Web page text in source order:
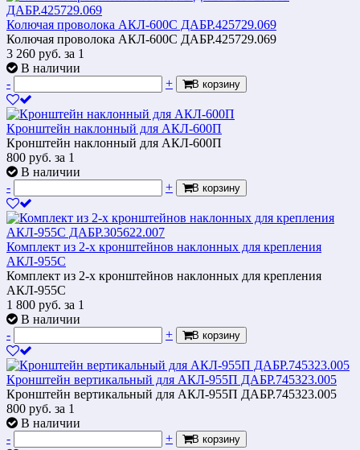
Колючая проволока АКЛ-600С ДАБР.425729.069
Колючая проволока АКЛ-600С ДАБР.425729.069
3 260 руб. за 1
В наличии
-
+ В корзину
Кронштейн наклонный для АКЛ-600П
Кронштейн наклонный для АКЛ-600П
800 руб. за 1
В наличии
-
+ В корзину
Комплект из 2-х кронштейнов наклонных для крепления
АКЛ-955С
Комплект из 2-х кронштейнов наклонных для крепления
АКЛ-955С
1 800 руб. за 1
В наличии
-
+ В корзину
Кронштейн вертикальный для АКЛ-955П ДАБР.745323.005
Кронштейн вертикальный для АКЛ-955П ДАБР.745323.005
800 руб. за 1
В наличии
-
+ В корзину